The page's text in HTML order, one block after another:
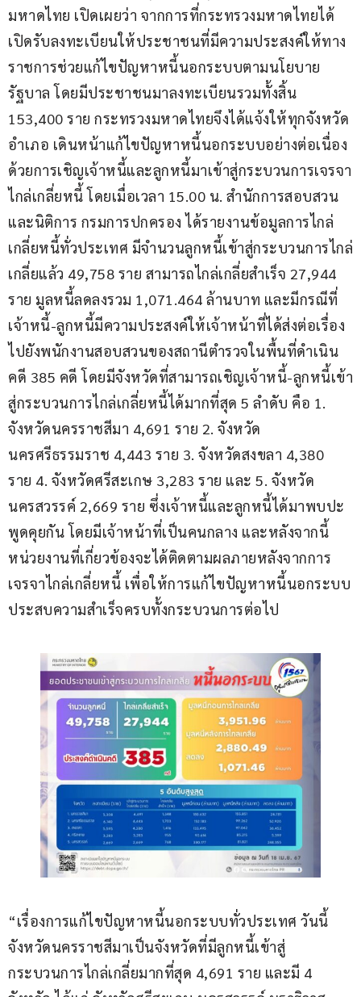
มหาดไทย เปิดเผยว่า จากการที่กระทรวงมหาดไทยได้
เปิดรับลงทะเบียนให้ประชาชนที่มีความประสงค์ให้ทาง
ราชการช่วยแก้ไขปัญหาหนี้นอกระบบตามนโยบาย
รัฐบาล โดยมีประชาชนมาลงทะเบียนรวมทั้งสิ้น
153,400 ราย กระทรวงมหาดไทยจึงได้แจ้งให้ทุกจังหวัด
อำเภอ เดินหน้าแก้ไขปัญหาหนี้นอกระบบอย่างต่อเนื่อง
ด้วยการเชิญเจ้าหนี้และลูกหนี้มาเข้าสู่กระบวนการเจรจา
ไกล่เกลี่ยหนี้ โดยเมื่อเวลา 15.00 น. สำนักการสอบสวน
และนิติการ กรมการปกครอง ได้รายงานข้อมูลการไกล่
เกลี่ยหนี้ทั่วประเทศ มีจำนวนลูกหนี้เข้าสู่กระบวนการไกล่
เกลี่ยแล้ว 49,758 ราย สามารถไกล่เกลี่ยสำเร็จ 27,944
ราย มูลหนี้ลดลงรวม 1,071.464 ล้านบาท และมีกรณีที่
เจ้าหนี้-ลูกหนี้มีความประสงค์ให้เจ้าหน้าที่ได้ส่งต่อเรื่อง
ไปยังพนักงานสอบสวนของสถานีตำรวจในพื้นที่ดำเนิน
คดี 385 คดี โดยมีจังหวัดที่สามารถเชิญเจ้าหนี้-ลูกหนี้เข้า
สู่กระบวนการไกล่เกลี่ยหนี้ได้มากที่สุด 5 ลำดับ คือ 1.
จังหวัดนครราชสีมา 4,691 ราย 2. จังหวัด
นครศรีธรรมราช 4,443 ราย 3. จังหวัดสงขลา 4,380
ราย 4. จังหวัดศรีสะเกษ 3,283 ราย และ 5. จังหวัด
นครสวรรค์ 2,669 ราย ซึ่งเจ้าหนี้และลูกหนี้ได้มาพบปะ
พูดคุยกัน โดยมีเจ้าหน้าที่เป็นคนกลาง และหลังจากนี้
หน่วยงานที่เกี่ยวข้องจะได้ติดตามผลภายหลังจากการ
เจรจาไกล่เกลี่ยหนี้ เพื่อให้การแก้ไขปัญหาหนี้นอกระบบ
ประสบความสำเร็จครบทั้งกระบวนการต่อไป
“เรื่องการแก้ไขปัญหาหนี้นอกระบบทั่วประเทศ วันนี้
จังหวัดนครราชสีมาเป็นจังหวัดที่มีลูกหนี้เข้าสู่
กระบวนการไกล่เกลี่ยมากที่สุด 4,691 ราย และมี 4